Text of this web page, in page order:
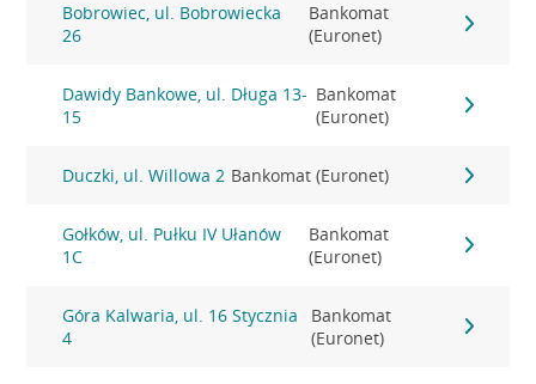
Bobrowiec, ul. Bobrowiecka
26
Bankomat
(Euronet)
Dawidy Bankowe, ul. Długa 13-
15
Bankomat
(Euronet)
Duczki, ul. Willowa 2 Bankomat (Euronet)
Gołków, ul. Pułku IV Ułanów
1C
Bankomat
(Euronet)
Góra Kalwaria, ul. 16 Stycznia
4
Bankomat
(Euronet)